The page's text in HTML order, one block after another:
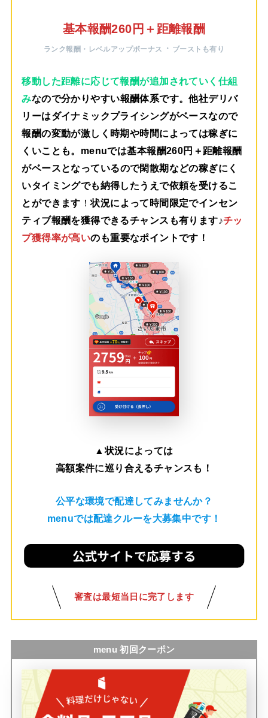
基本報酬260円＋距離報酬
ランク報酬・レベルアップボーナス ・ ブーストも有り
移動した距離に応じて報酬が追加されていく仕組
みなので分かりやすい報酬体系です。他社デリバ
リーはダイナミックプライシングがベースなので
報酬の変動が激しく時期や時間によっては稼ぎに
くいことも。menuでは基本報酬260円＋距離報酬
がベースとなっているので閑散期などの稼ぎにく
いタイミングでも納得したうえで依頼を受けるこ
とができます ！状況によって時間限定でインセン
ティブ報酬を獲得できるチャンスも有ります♪チッ
プ獲得率が高いのも重要なポイントです！
▲状況によっては
高額案件に巡り合えるチャンスも！
公平な環境で配達してみませんか？
menuでは配達クルーを大募集中です！
審査は最短当日に完了します
menu 初回クーポン